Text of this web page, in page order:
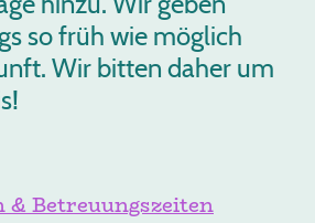
so früh wie möglich
Wir bitten daher um
& Betreuungszeiten